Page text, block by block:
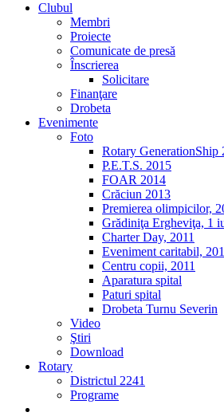
Clubul
Membri
Proiecte
Comunicate de presă
Înscrierea
Solicitare
Finanţare
Drobeta
Evenimente
Foto
Rotary GenerationShip
P.E.T.S. 2015
FOAR 2014
Crăciun 2013
Premierea olimpicilor,
Grădiniţa Ergheviţa, 1
Charter Day, 2011
Eveniment caritabil,
Centru copii, 2011
Aparatura spital
Paturi spital
Drobeta Turnu Severin
Video
Ştiri
Download
Rotary
Districtul 2241
Programe